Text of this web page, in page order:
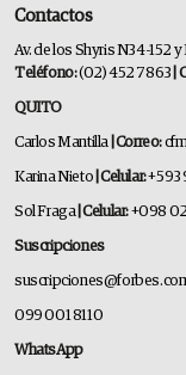
Contactos
Av. de los Shyris N34-152
Teléfono:(02) 452 7863 |
QUITO
Carlos Mantilla | Correo:
Karina Nieto | Celular:+593
Sol Fraga| Celular:+098
Suscripciones
099 001 8110
WhatsApp